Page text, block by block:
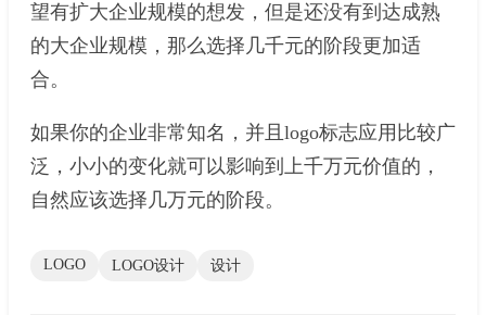
望有扩大企业规模的想发，但是还没有到达成熟
的大企业规模，那么选择几千元的阶段更加适
合。
如果你的企业非常知名，并且logo标志应用比较广
泛，小小的变化就可以影响到上千万元价值的，
自然应该选择几万元的阶段。
LOGO LOGO设计 设计